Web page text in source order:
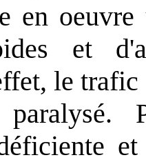
en
et
le